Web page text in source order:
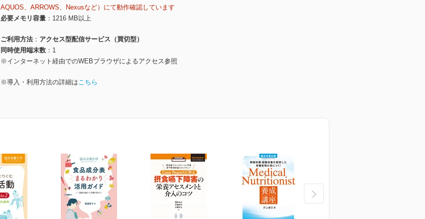
AQUOS、ARROWS、Nexusなど）にて動作確認しています
必要メモリ容量
1216 MB以上
ご利用方法
アクセス型配信サービス（買切型）
同時使用端末数
1
※インターネット経由でのWEBブラウザによるアクセス参照
※導入・利用方法の詳細はこちら